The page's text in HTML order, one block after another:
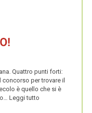
Quattro punti forti:
concorso per trovare il
è quello che si è
Leggi tutto